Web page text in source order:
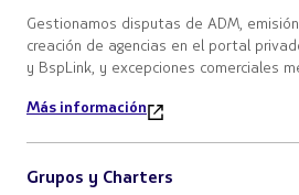
Gestionamos disputas de ADM,
creación de agencias en el portal
y BspLink, y excepciones comerciales
Más información
Grupos y Charters